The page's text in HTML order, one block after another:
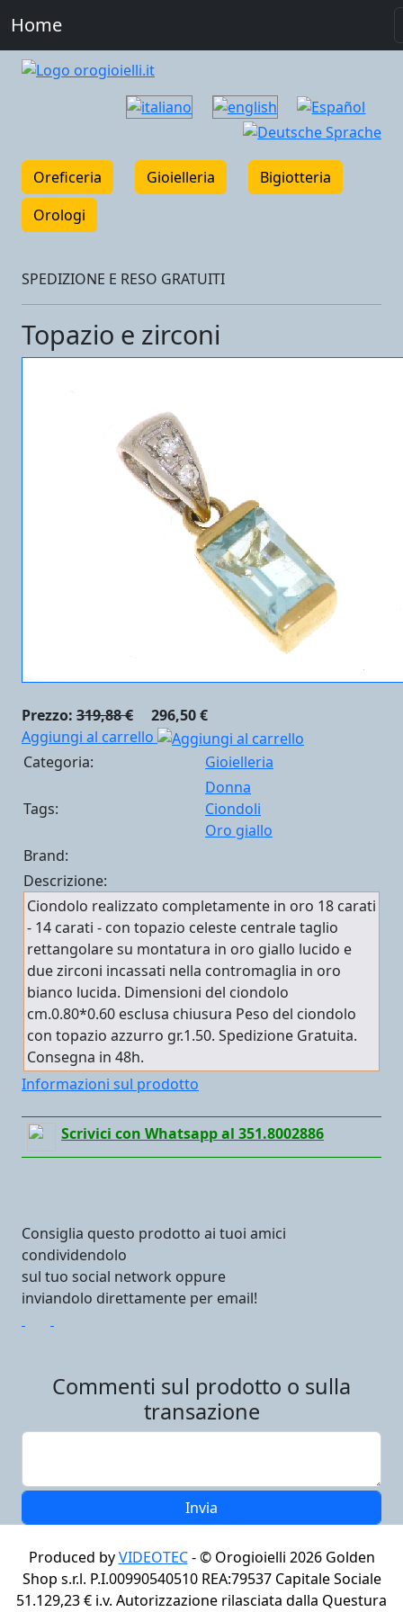
Home
Oreficeria Gioielleria
Bigiotteria
Orologi
SPEDIZIONE E RESO GRATUITI
Topazio e zirconi
Prezzo: 319,88 €
296,50 €
Aggiungi al carrello
Categoria:
Gioielleria
Tags:
Donna
Ciondoli
Oro giallo
Brand:
Descrizione:
Ciondolo realizzato completamente in oro 18 carati
- 14 carati - con topazio celeste centrale taglio
rettangolare su montatura in oro giallo lucido e
due zirconi incassati nella contromaglia in oro
bianco lucida. Dimensioni del ciondolo
cm.0.80*0.60 esclusa chiusura Peso del ciondolo
con topazio azzurro gr.1.50. Spedizione Gratuita.
Consegna in 48h.
Informazioni sul prodotto
Scrivici con Whatsapp al 351.8002886
Consiglia questo prodotto ai tuoi amici
condividendolo
sul tuo social network oppure
inviandolo direttamente per email!
Commenti sul prodotto o sulla
transazione
Produced byVIDEOTEC - © Orogioielli 2026Golden
Shop s.r.l. P.I.00990540510 REA:79537 Capitale Sociale
51.129,23 € i.v. Autorizzazione rilasciata dalla Questura